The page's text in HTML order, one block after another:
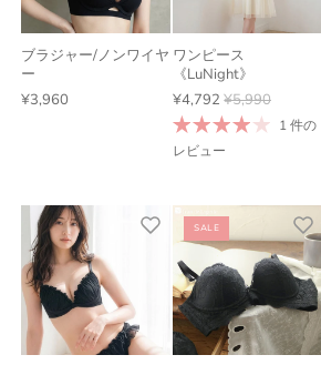
ブラジャー/ノンワイヤ
ー
¥3,960
ワンピース
《LuNight》
¥4,792 ¥5,990
1 件の
レビュー
SALE